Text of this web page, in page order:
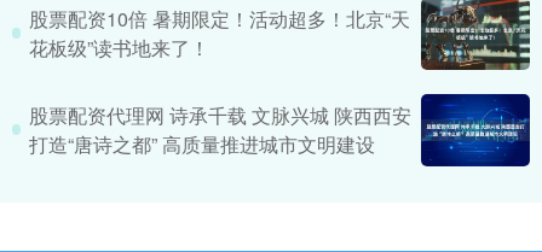
股票配资10倍 暑期限定！活动超多！北京“天
花板级”读书地来了！
股票配资代理网 诗承千载 文脉兴城 陕西西安
打造“唐诗之都” 高质量推进城市文明建设